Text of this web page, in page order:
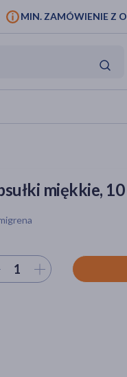
MIN. ZAMÓWIENIE Z
miękkie,
ilość